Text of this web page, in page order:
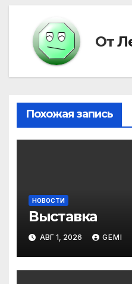
От
Похожая запись
НОВОСТИ
Выставка
АВГ 1, 2026 GEMI